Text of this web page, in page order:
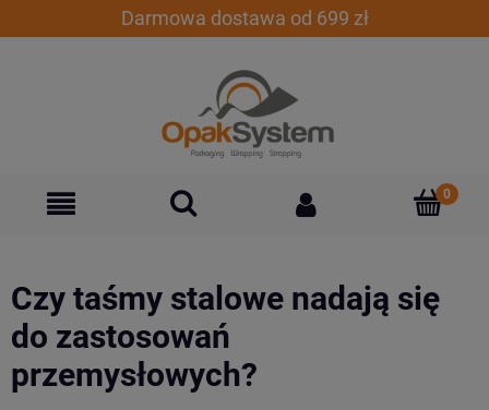
Darmowa dostawa od 699 zł
Czy taśmy stalowe nadają się
do zastosowań
przemysłowych?